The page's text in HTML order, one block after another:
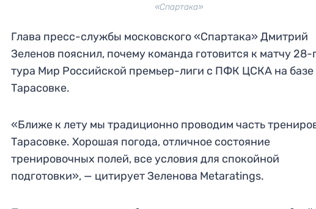
«Спартака»
Глава пресс-службы московского «Спартака» Дмитрий
Зеленов пояснил, почему команда готовится к матчу 28-
тура Мир Российской премьер-лиги с ПФК ЦСКА на базе
Тарасовке.
«Ближе к лету мы традиционно проводим часть
Тарасовке. Хорошая погода, отличное состояние
тренировочных полей, все условия для спокойной
подготовки», — цитирует Зеленова Metaratings.